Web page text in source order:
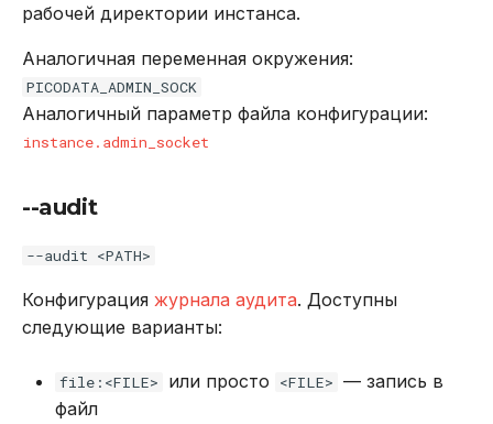
--ignore-errors
picodata restore
--output-file
рабочей директории инстанса.
Аналогичная переменная окружения:
PICODATA_ADMIN_SOCK
Аналогичный параметр файла конфигурации:
instance.admin_socket
--audit
--audit <PATH>
Конфигурация журнала аудита. Доступны
следующие варианты:
file:<FILE> или просто <FILE> — запись в
файл